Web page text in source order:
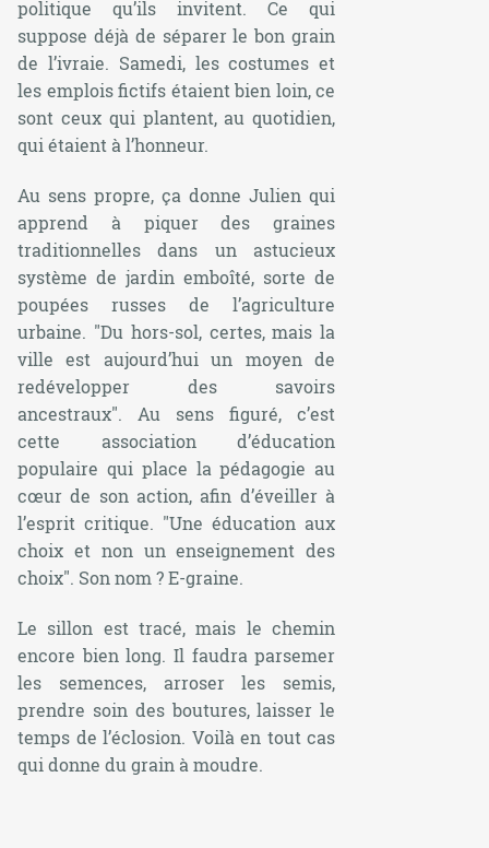
politique qu’ils invitent. Ce qui
suppose déjà de séparer le bon grain
de l’ivraie. Samedi, les costumes et
les emplois fictifs étaient bien loin, ce
sont ceux qui plantent, au quotidien,
qui étaient à l’honneur.
Au sens propre, ça donne Julien qui
apprend à piquer des graines
traditionnelles dans un astucieux
système de jardin emboîté, sorte de
poupées russes de l’agriculture
urbaine. "Du hors-sol, certes, mais la
ville est aujourd’hui un moyen de
redévelopper des savoirs
ancestraux". Au sens figuré, c’est
cette association d’éducation
populaire qui place la pédagogie au
cœur de son action, afin d’éveiller à
l’esprit critique. "Une éducation aux
choix et non un enseignement des
choix". Son nom ? E-graine.
Le sillon est tracé, mais le chemin
encore bien long. Il faudra parsemer
les semences, arroser les semis,
prendre soin des boutures, laisser le
temps de l’éclosion. Voilà en tout cas
qui donne du grain à moudre.